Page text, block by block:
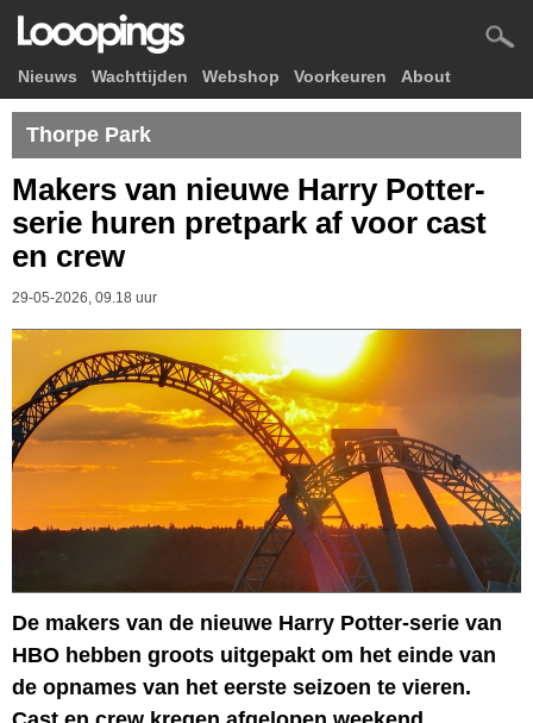
Nieuws Wachttijden Webshop Voorkeuren About
Thorpe Park
Makers van nieuwe Harry Potter-
serie huren pretpark af voor cast
en crew
29-05-2026, 09.18 uur
De makers van de nieuwe Harry Potter-serie van
HBO hebben groots uitgepakt om het einde van
de opnames van het eerste seizoen te vieren.